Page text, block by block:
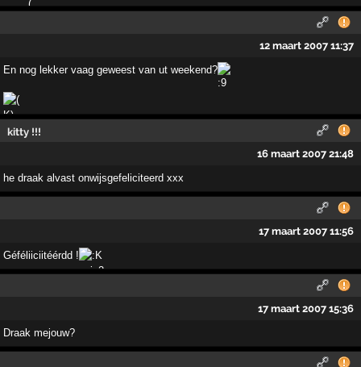
12 maart 2007 11:37
En nog lekker vaag geweest van ut weekend?
kitty !!!
16 maart 2007 21:48
he draak alvast onwijsgefeliciteerd xxx
17 maart 2007 11:56
Géféliiciitéérdd !
17 maart 2007 15:36
Draak mejouw?